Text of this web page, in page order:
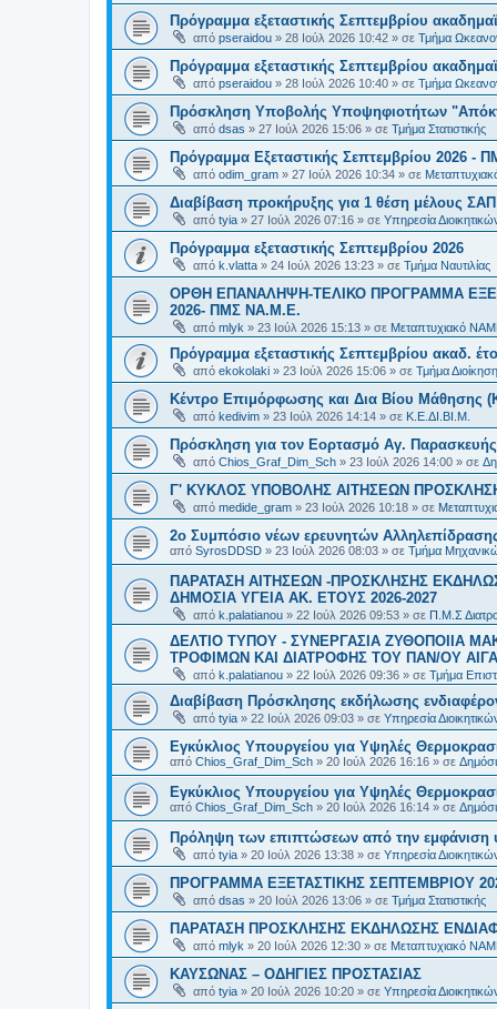
Πρόγραμμα εξεταστικής Σεπτεμβρίου
από pseraidou » 28 Ιούλ 2026 10:42 » σε Τμήμα
Πρόγραμμα εξεταστικής Σεπτεμβρίου
από pseraidou » 28 Ιούλ 2026 10:40 » σε Τμήμα
Πρόσκληση Υποβολής Υποψηφιοτήτων
από dsas » 27 Ιούλ 2026 15:06 » σε Τμήμα Στατιστικής
Πρόγραμμα Εξεταστικής Σεπτεμβρίου 2026 -
από odim_gram » 27 Ιούλ 2026 10:34 » σε
Διαβίβαση προκήρυξης για 1 θέση μέλους
από tyia » 27 Ιούλ 2026 07:16 » σε Υπηρεσία
Πρόγραμμα εξεταστικής Σεπτεμβρίου 2026
από k.vlatta » 24 Ιούλ 2026 13:23 » σε Τμήμα Ναυτιλίας
ΟΡΘΗ ΕΠΑΝΑΛΗΨΗ-ΤΕΛΙΚΟ ΠΡΟΓΡΑΜΜΑ
2026- ΠΜΣ ΝΑ.Μ.Ε.
από mlyk » 23 Ιούλ 2026 15:13 » σε Μεταπτυχιακό
Πρόγραμμα εξεταστικής Σεπτεμβρίου ακαδ.
από ekokolaki » 23 Ιούλ 2026 15:06 » σε Τμήμα
Κέντρο Επιμόρφωσης και Δια Βίου Μάθησης
από kedivim » 23 Ιούλ 2026 14:14 » σε Κ.Ε.ΔΙ.ΒΙ.Μ.
Πρόσκληση για τον Εορτασμό Αγ.
από Chios_Graf_Dim_Sch » 23 Ιούλ 2026 14:00 » σε
Γ' ΚΥΚΛΟΣ ΥΠΟΒΟΛΗΣ ΑΙΤΗΣΕΩΝ
από medide_gram » 23 Ιούλ 2026 10:18 » σε
2ο Συμπόσιο νέων ερευνητών
από SyrosDDSD » 23 Ιούλ 2026 08:03 » σε Τμήμα
ΠΑΡΑΤΑΣΗ ΑΙΤΗΣΕΩΝ -ΠΡΟΣΚΛΗΣΗΣ
ΔΗΜΟΣΙΑ ΥΓΕΙΑ AK. ETOYΣ 2026-2027
από k.palatianou » 22 Ιούλ 2026 09:53 » σε Π.Μ.Σ
ΔΕΛΤΙΟ ΤΥΠΟΥ - ΣΥΝΕΡΓΑΣΙΑ ΖΥΘΟΠΟΙΙΑ
ΤΡΟΦΙΜΩΝ ΚΑΙ ΔΙΑΤΡΟΦΗΣ ΤΟΥ ΠΑΝ/ΟΥ
από k.palatianou » 22 Ιούλ 2026 09:36 » σε Τμήμα
Διαβίβαση Πρόσκλησης εκδήλωσης
από tyia » 22 Ιούλ 2026 09:03 » σε Υπηρεσία
Εγκύκλιος Υπουργείου για Υψηλές
από Chios_Graf_Dim_Sch » 20 Ιούλ 2026 16:16 » σε
Εγκύκλιος Υπουργείου για Υψηλές
από Chios_Graf_Dim_Sch » 20 Ιούλ 2026 16:14 » σε
Πρόληψη των επιπτώσεων από την εμφάνιση
από tyia » 20 Ιούλ 2026 13:38 » σε Υπηρεσία
ΠΡΟΓΡΑΜΜΑ ΕΞΕΤΑΣΤΙΚΗΣ ΣΕΠΤΕΜΒΡΙΟΥ
από dsas » 20 Ιούλ 2026 13:06 » σε Τμήμα Στατιστικής
ΠΑΡΑΤΑΣΗ ΠΡΟΣΚΛΗΣΗΣ ΕΚΔΗΛΩΣΗΣ
από mlyk » 20 Ιούλ 2026 12:30 » σε Μεταπτυχιακό
ΚΑΥΣΩΝΑΣ – ΟΔΗΓΙΕΣ ΠΡΟΣΤΑΣΙΑΣ
από tyia » 20 Ιούλ 2026 10:20 » σε Υπηρεσία